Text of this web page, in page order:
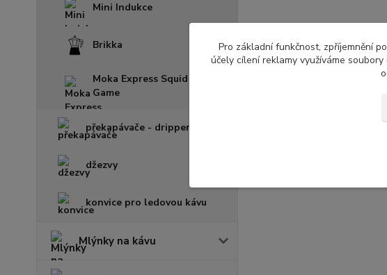
Mini Indukce
Brikka
Moka Express Squid
Game
překapávače - drippery
džezvy
konvice pro ledovou kávu
Mlýnky na kávu
Pro základní funkčnost, zpříjemnění
účely cílení reklamy využíváme